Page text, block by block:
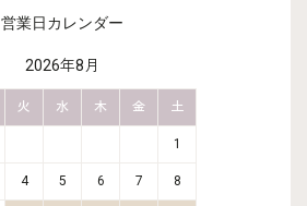
営業日カレンダー
2026年8月
火 水 木 金 土
1
4 5 6 7 8